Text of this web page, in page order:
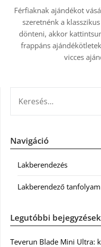
Férfiaknak ajándékot
szeretnénk a
dönteni, akkor
frappáns
vicces
Navigáció
Lakberendezés
Lakberendező tanfolyam
Legutóbbi bejegyzések
Teverun Blade Mini Ultra: